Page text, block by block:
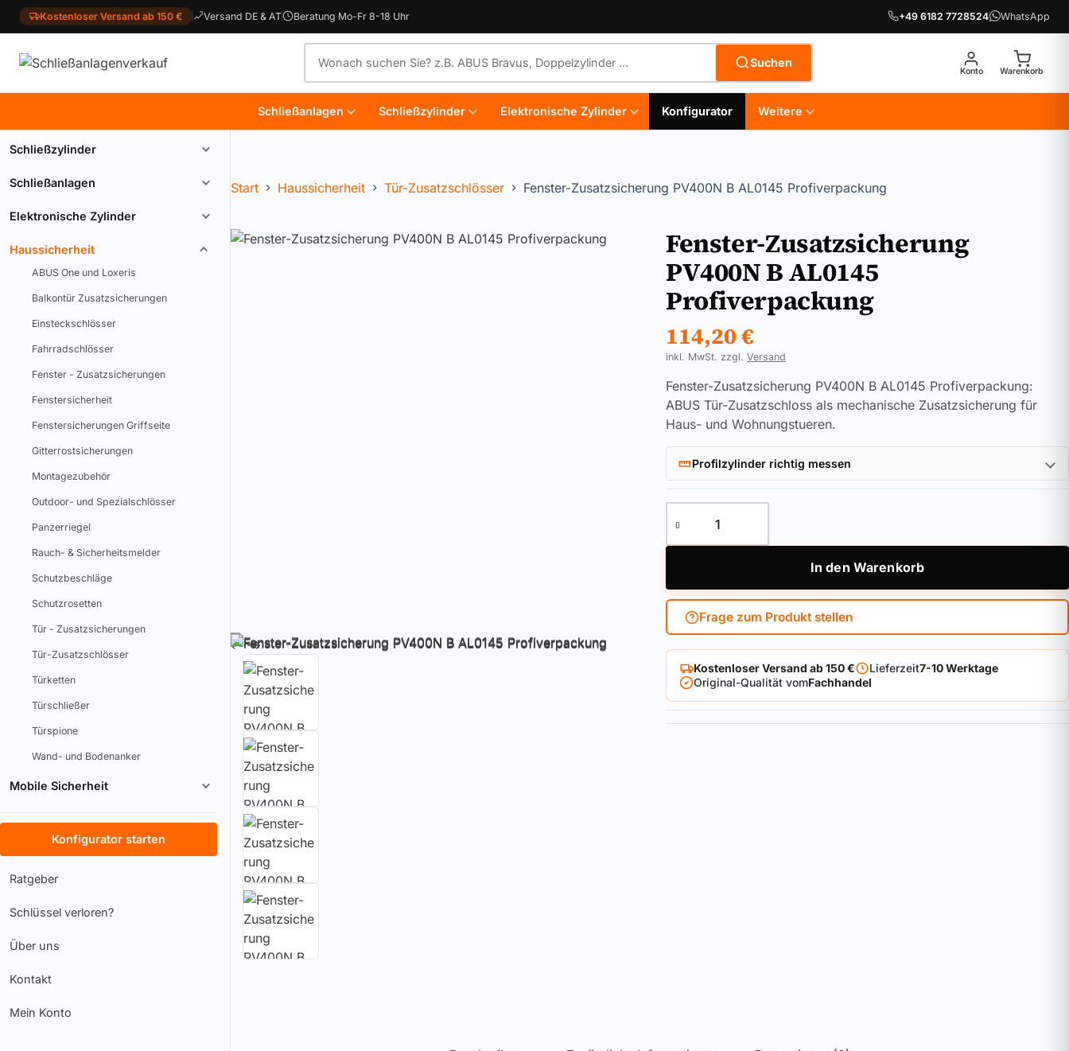
Kostenloser Versand ab 150 € Versand DE & AT Beratung Mo-Fr 8-18 Uhr +49 6182 7728524 WhatsApp
Suchen
Konto Warenkorb
Schließanlagen Schließzylinder Elektronische Zylinder Konfigurator Weitere
Schließzylinder
Schließanlagen
Elektronische Zylinder
Haussicherheit
ABUS One und Loxeris
Balkontür Zusatzsicherungen
Einsteckschlösser
Fahrradschlösser
Fenster - Zusatzsicherungen
Fenstersicherheit
Fenstersicherungen Griffseite
Gitterrostsicherungen
Montagezubehör
Outdoor- und Spezialschlösser
Panzerriegel
Rauch- & Sicherheitsmelder
Schutzbeschläge
Schutzrosetten
Tür - Zusatzsicherungen
Tür-Zusatzschlösser
Türketten
Türschließer
Türspione
Wand- und Bodenanker
Mobile Sicherheit
Konfigurator starten
Ratgeber
Schlüssel verloren?
Über uns
Kontakt
Mein Konto
Start Haussicherheit Tür-Zusatzschlösser Fenster-Zusatzsicherung PV400N B AL0145 Profiverpackung
Fenster-Zusatzsicherung
PV400N B AL0145
Profiverpackung
114,20€
inkl. MwSt. zzgl. Versand
Fenster-Zusatzsicherung PV400N B AL0145 Profiverpackung:
ABUS Tür-Zusatzschloss als mechanische Zusatzsicherung für
Haus- und Wohnungstueren.
Profilzylinder richtig messen
In den Warenkorb
Frage zum Produkt stellen
Kostenloser Versand ab 150 € Lieferzeit7-10 Werktage
Original-Qualität vomFachhandel